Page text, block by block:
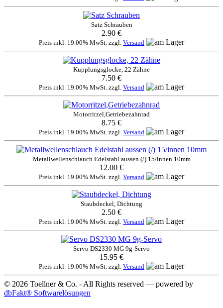
Satz Schrauben
2.90 €
Preis inkl. 19.00% MwSt. zzgl. Versand
Kupplungsglocke, 22 Zähne
7.50 €
Preis inkl. 19.00% MwSt. zzgl. Versand
Motorritzel,Getriebezahnrad
8.75 €
Preis inkl. 19.00% MwSt. zzgl. Versand
Metallwellenschlauch Edelstahl aussen (/) 15/innen 10mm
12.00 €
Preis inkl. 19.00% MwSt. zzgl. Versand
Staubdeckel, Dichtung
2.50 €
Preis inkl. 19.00% MwSt. zzgl. Versand
Servo DS2330 MG 9g-Servo
15.95 €
Preis inkl. 19.00% MwSt. zzgl. Versand
© 2026 Toellner & Co. - All Rights reserved — powered by
dbFakt® Softwarelösungen